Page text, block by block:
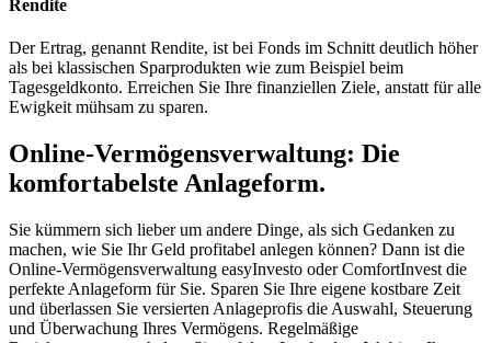
Rendite
Der Ertrag, genannt Rendite, ist bei Fonds im Schnitt deutlich höher
als bei klassischen Sparprodukten wie zum Beispiel beim
Tagesgeldkonto. Erreichen Sie Ihre finanziellen Ziele, anstatt für alle
Ewigkeit mühsam zu sparen.
Online-Vermögensverwaltung: Die
komfortabelste Anlageform.
Sie kümmern sich lieber um andere Dinge, als sich Gedanken zu
machen, wie Sie Ihr Geld profitabel anlegen können? Dann ist die
Online-Vermögensverwaltung easyInvesto oder ComfortInvest die
perfekte Anlageform für Sie. Sparen Sie Ihre eigene kostbare Zeit
und überlassen Sie versierten Anlageprofis die Auswahl, Steuerung
und Überwachung Ihres Vermögens. Regelmäßige